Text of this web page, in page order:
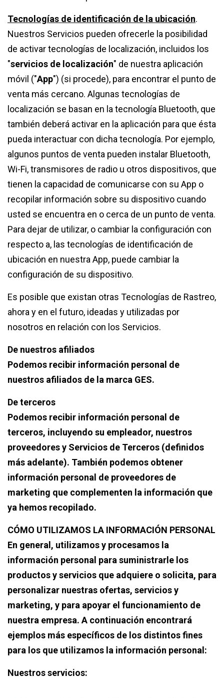
Tecnologías de identificación de la ubicación.
Nuestros Servicios pueden ofrecerle la posibilidad
de activar tecnologías de localización, incluidos los
"servicios de localización" de nuestra aplicación
móvil ("App") (si procede), para encontrar el punto de
venta más cercano. Algunas tecnologías de
localización se basan en la tecnología Bluetooth, que
también deberá activar en la aplicación para que ésta
pueda interactuar con dicha tecnología. Por ejemplo,
algunos puntos de venta pueden instalar Bluetooth,
Wi-Fi, transmisores de radio u otros dispositivos, que
tienen la capacidad de comunicarse con su App o
recopilar información sobre su dispositivo cuando
usted se encuentra en o cerca de un punto de venta.
Para dejar de utilizar, o cambiar la configuración con
respecto a, las tecnologías de identificación de
ubicación en nuestra App, puede cambiar la
configuración de su dispositivo.
Es posible que existan otras Tecnologías de Rastreo,
ahora y en el futuro, ideadas y utilizadas por
nosotros en relación con los Servicios.
De nuestros afiliados
Podemos recibir información personal de
nuestros afiliados de la marca GES.
De terceros
Podemos recibir información personal de
terceros, incluyendo su empleador, nuestros
proveedores y Servicios de Terceros (definidos
más adelante). También podemos obtener
información personal de proveedores de
marketing que complementen la información que
ya hemos recopilado.
CÓMO UTILIZAMOS LA INFORMACIÓN PERSONAL
En general, utilizamos y procesamos la
información personal para suministrarle los
productos y servicios que adquiere o solicita, para
personalizar nuestras ofertas, servicios y
marketing, y para apoyar el funcionamiento de
nuestra empresa. A continuación encontrará
ejemplos más específicos de los distintos fines
para los que utilizamos la información personal:
Nuestros servicios: